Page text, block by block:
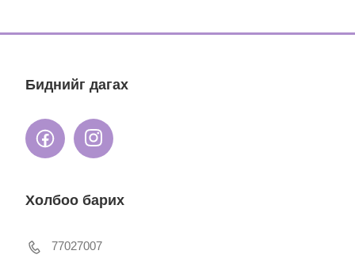
Биднийг дагах
Холбоо барих
77027007